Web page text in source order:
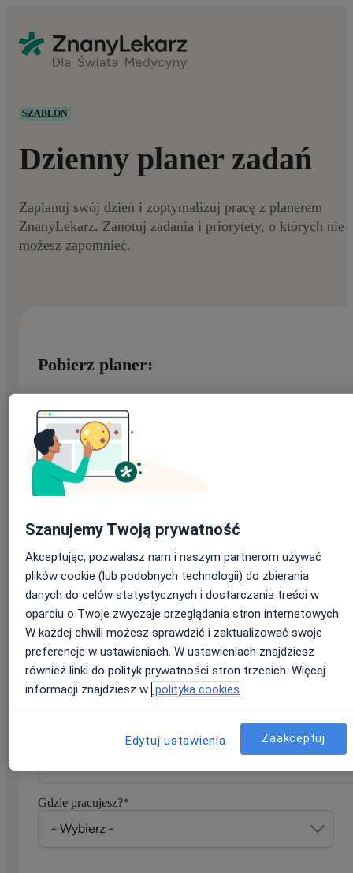
SZABLON
Dzienny planer zadań
Zaplanuj swój dzień i zoptymalizuj pracę z planerem
ZnanyLekarz. Zanotuj zadania i priorytety, o których nie
możesz zapomnieć.
Pobierz planer:
Imię*
E-mail*
Jeśli masz konto na ZnanyLekarz, podaj e-mail, którym się
logujesz
Numer telefonu*
Gdzie pracujesz?*
Szanujemy Twoją prywatność
Akceptując, pozwalasz nam i naszym partnerom używać
plików cookie (lub podobnych technologii) do zbierania
danych do celów statystycznych i dostarczania treści w
oparciu o Twoje zwyczaje przeglądania stron internetowych.
W każdej chwili możesz sprawdzić i zaktualizować swoje
preferencje w ustawieniach. W ustawieniach znajdziesz
również linki do polityk prywatności stron trzecich. Więcej
informacji znajdziesz w polityka cookies
Edytuj ustawienia Zaakceptuj